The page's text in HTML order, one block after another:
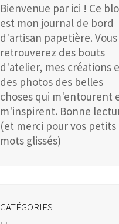
Bienvenue par ici ! Ce
est mon journal de bord
d'artisan papetière. Vous
retrouverez des bouts
d'atelier, mes créations
des photos des belles
choses qui m'entourent
m'inspirent. Bonne
(et merci pour vos petits
mots glissés)
CATÉGORIES